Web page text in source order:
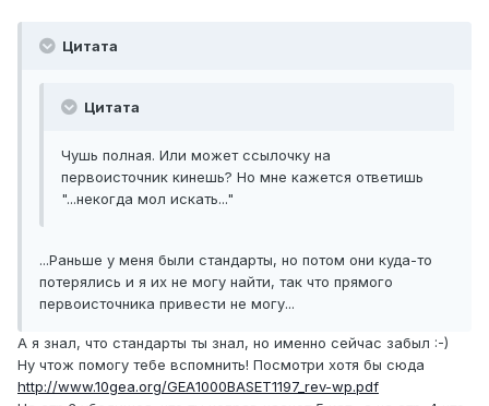
Цитата
Цитата
Чушь полная. Или может ссылочку на
первоисточник кинешь? Но мне кажется ответишь
"...некогда мол искать..."
...Раньше у меня были стандарты, но потом они куда-то
потерялись и я их не могу найти, так что прямого
первоисточника привести не могу...
А я знал, что стандарты ты знал, но именно сейчас забыл :-)
Ну чтож помогу тебе вспомнить! Посмотри хотя бы сюда
http://www.10gea.org/GEA1000BASET1197_rev-wp.pdf